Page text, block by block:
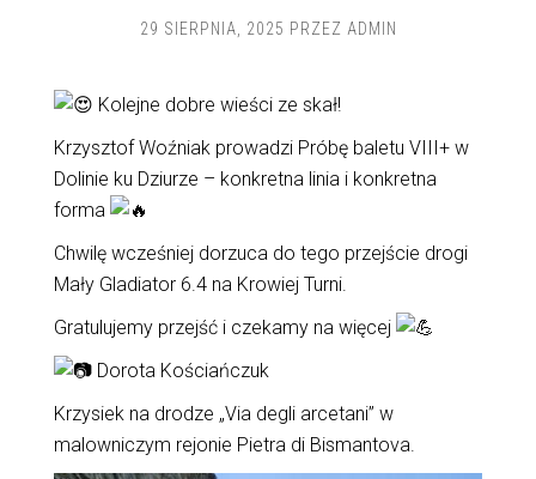
29 SIERPNIA, 2025 PRZEZ ADMIN
Kolejne dobre wieści ze skał!
Krzysztof Woźniak prowadzi Próbę baletu VIII+ w
Dolinie ku Dziurze – konkretna linia i konkretna
forma
Chwilę wcześniej dorzuca do tego przejście drogi
Mały Gladiator 6.4 na Krowiej Turni.
Gratulujemy przejść i czekamy na więcej
Dorota Kościańczuk
Krzysiek na drodze „Via degli arcetani” w
malowniczym rejonie Pietra di Bismantova.